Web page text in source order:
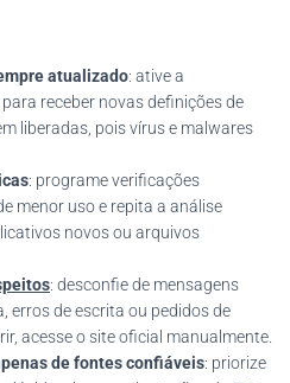
atualizado: ative a
receber novas definições de
liberadas, pois vírus e malwares
: programe verificações
menor uso e repita a análise
novos ou arquivos
: desconfie de mensagens
erros de escrita ou pedidos de
acesse o site oficial manualmente.
de fontes confiáveis: priorize